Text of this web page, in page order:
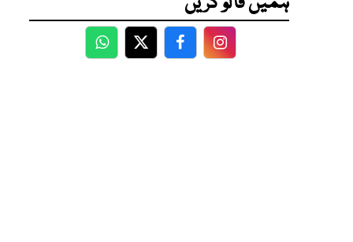
WhatsApp
TwitterFacebookFacebook